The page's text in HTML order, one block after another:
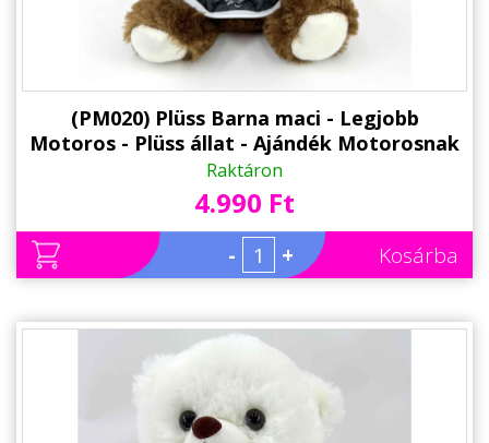
(PM020) Plüss Barna maci - Legjobb
Motoros - Plüss állat - Ajándék Motorosnak
Raktáron
4.990 Ft
- + Kosárba